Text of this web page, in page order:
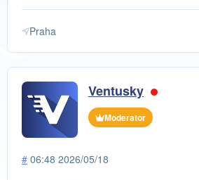
Praha
Ventusky
Moderator
# 06:48 2026/05/18